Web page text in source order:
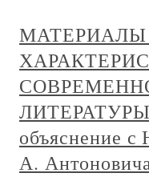
ЛИТЕРАТУРЫ.
объяснение
А.